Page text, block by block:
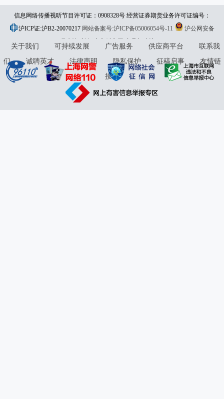
信息网络传播视听节目许可证：0908328号 经营证券期货业务许可证编号：
913101046312860336 违法和不良信息举报:021-61278686 举报邮箱：
jubao@eastmoney.com
沪ICP证:沪B2-20070217 网站备案号:沪ICP备05006054号-11
沪公网安备
31010402000120号版权所有:东方财富网意见与建议:4000300059/952500
关于我们 可持续发展 广告服务 供应商平台
联系我
们
诚聘英才 法律声明 隐私保护 征稿启事
友情链
接